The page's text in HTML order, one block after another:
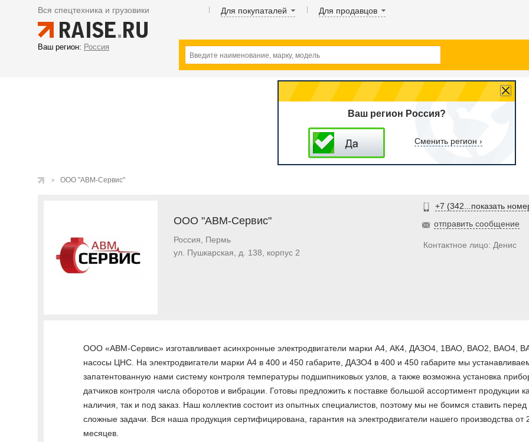
Вся спецтехника и грузовики Для покупаталей Для продавцов
Ваш регион: Россия
Ваш регион Россия?
Сменить регион ›
ООО "АВМ-Сервис"
ООО "АВМ-Сервис"
Россия, Пермь
ул. Пушкарская, д. 138, корпус 2
+7 (342...показать
отправить сообщение
Контактное лицо: Денис
ООО «АВМ-Сервис» изготавливает асинхронные электродвигатели марки А4, АК4, ДАЗО4, 1ВАО, ВАО2, ВАО4,
насосы ЦНС. На электродвигатели марки А4 в 400 и 450 габарите, ДАЗО4 в 400 и 450 габарите мы
запатентованную нами систему контроля температуры подшипниковых узлов, а также возможна установка
датчиков контроля числа оборотов и вибрации. Готовы предложить к поставке большой ассортимент продукции
наличия, так и под заказ. Наш коллектив состоит из опытных специалистов, поэтому мы не боимся ставить перед
сложные задачи. Вся наша продукция сертифицирована, гарантия на электродвигатели нашего производства от
месяцев.